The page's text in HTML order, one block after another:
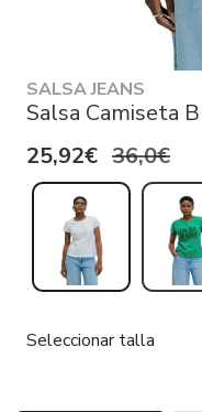
SALSA JEANS
Salsa Camiseta
25,92€ 36,0€
Seleccionar talla